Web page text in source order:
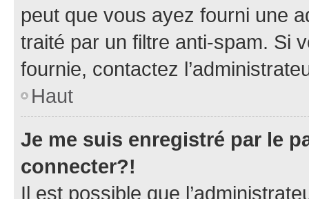
peut que vous ayez fourni une
traité par un filtre anti-spam. Si
fournie, contactez
Haut
Je me suis enregistré par le
connecter?!
Il est possible que